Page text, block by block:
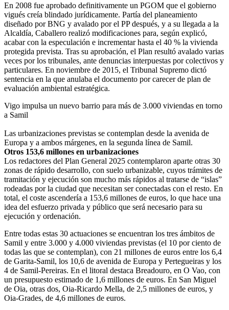
En 2008 fue aprobado definitivamente un PGOM que el gobierno
vigués creía blindado jurídicamente. Partía del planeamiento
diseñado por BNG y avalado por el PP después, y a su llegada a la
Alcaldía, Caballero realizó modificaciones para, según explicó,
acabar con la especulación e incrementar hasta el 40 % la vivienda
protegida prevista. Tras su aprobación, el Plan resultó avalado varias
veces por los tribunales, ante denuncias interpuestas por colectivos y
particulares. En noviembre de 2015, el Tribunal Supremo dictó
sentencia en la que anulaba el documento por carecer de plan de
evaluación ambiental estratégica.
Vigo impulsa un nuevo barrio para más de 3.000 viviendas en torno
a Samil
Las urbanizaciones previstas se contemplan desde la avenida de
Europa y a ambos márgenes, en la segunda línea de Samil.
Otros 153,6 millones en urbanizaciones
Los redactores del Plan General 2025 contemplaron aparte otras 30
zonas de rápido desarrollo, con suelo urbanizable, cuyos trámites de
tramitación y ejecución son mucho más rápidos al tratarse de “islas”
rodeadas por la ciudad que necesitan ser conectadas con el resto. En
total, el coste ascendería a 153,6 millones de euros, lo que hace una
idea del esfuerzo privada y público que será necesario para su
ejecución y ordenación.
Entre todas estas 30 actuaciones se encuentran los tres ámbitos de
Samil y entre 3.000 y 4.000 viviendas previstas (el 10 por ciento de
todas las que se contemplan), con 21 millones de euros entre los 6,4
de Garita-Samil, los 10,6 de avenida de Europa y Pertegueiras y los
4 de Samil-Pereiras. En el litoral destaca Breadouro, en O Vao, con
un presupuesto estimado de 1,6 millones de euros. En San Miguel
de Oia, otras dos, Oia-Ricardo Mella, de 2,5 millones de euros, y
Oia-Grades, de 4,6 millones de euros.